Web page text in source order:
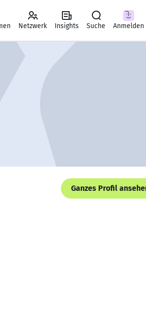
Netzwerk Insights Suche Anmelden
Ganzes Profil